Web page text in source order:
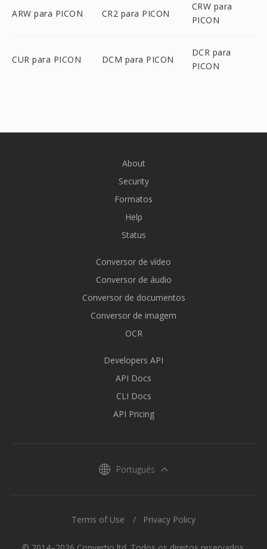
ARW para PICON CR2 para PICON
CRW para
PICON
CUR para PICON DCM para PICON
DCR para
PICON
About
Security
Formatos
Help
Status
Conversor de vídeo
Conversor de áudio
Conversor de documentos
Conversor de imagem
OCR
Developers API
API Docs
CLI Docs
API Pricing
Português
Terms of Use Privacy Policy